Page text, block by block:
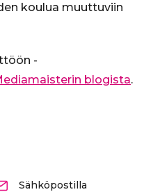
koulua muuttuviin
-
blogista.
Sähköpostilla